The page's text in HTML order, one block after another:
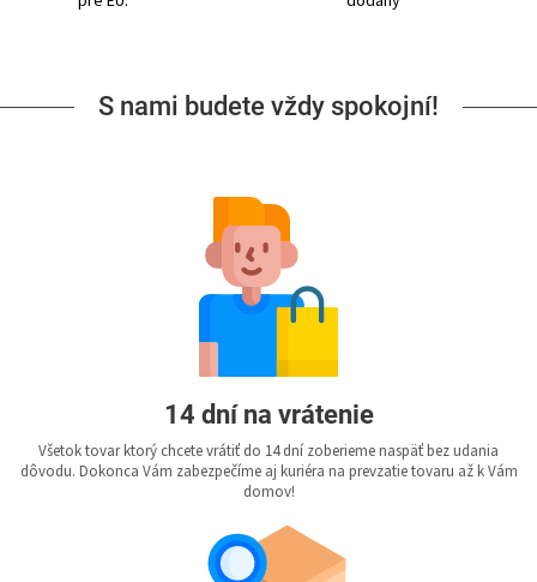
S nami budete vždy spokojní!
14 dní na vrátenie
Všetok tovar ktorý chcete vrátiť do 14 dní zoberieme naspäť bez udania
dôvodu. Dokonca Vám zabezpečíme aj kuriéra na prevzatie tovaru až k Vám
domov!